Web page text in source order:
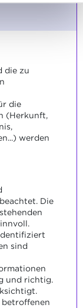
die zu
die
(Herkunft,
werden
Die
sind
und richtig.